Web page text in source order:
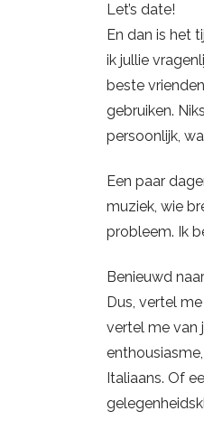
Let’s date!
En dan is het
ik jullie
beste
gebruiken.
persoonlijk,
Een paar
muziek, wie
probleem. Ik
Benieuwd
Dus, vertel
vertel me van
Italiaans. Of